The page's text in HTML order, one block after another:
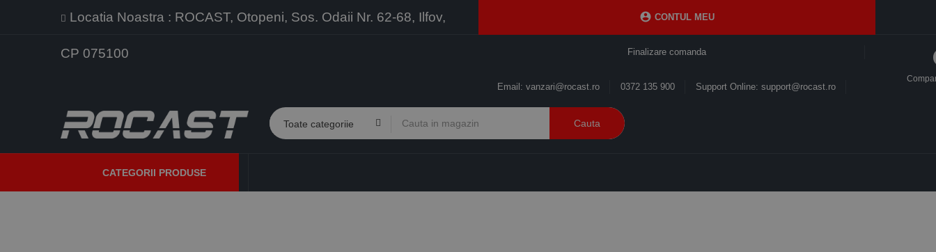
Locatia Noastra : ROCAST, Otopeni, Sos. Odaii Nr. 62-68, Ilfov,
CP 075100
 CONTUL MEU
Finalizare comanda
Support Online: support@rocast.ro
0372 135 900
Email: vanzari@rocast.ro
Cauta
CATEGORII PRODUSE